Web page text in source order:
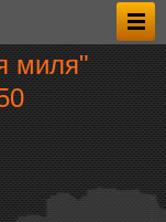
миля"